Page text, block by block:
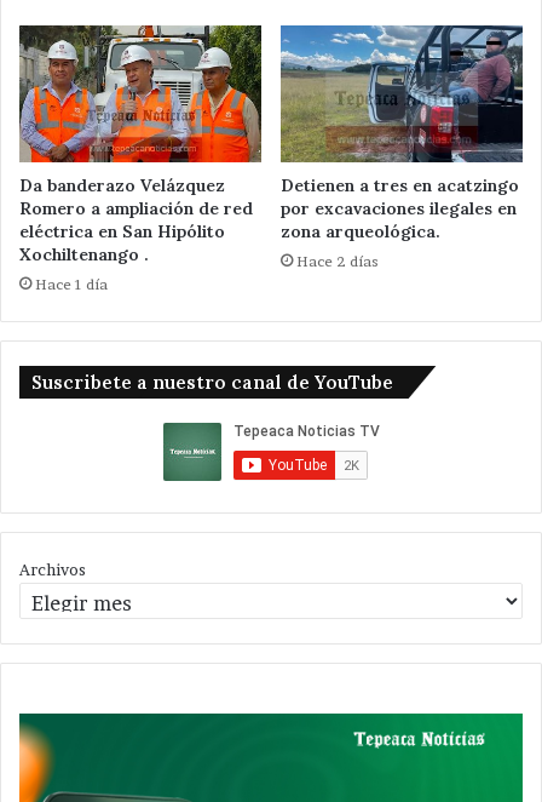
Da banderazo Velázquez
Romero a ampliación de red
eléctrica en San Hipólito
Xochiltenango .
Hace 1 día
Detienen a tres en acatzingo
por excavaciones ilegales en
zona arqueológica.
Hace 2 días
Suscribete a nuestro canal de YouTube
Archivos